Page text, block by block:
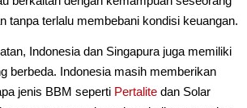
tanpa terlalu membebani kondisi keuangan.
Indonesia dan Singapura juga memiliki
berbeda. Indonesia masih memberikan
jenis BBM seperti Pertalite dan Solar